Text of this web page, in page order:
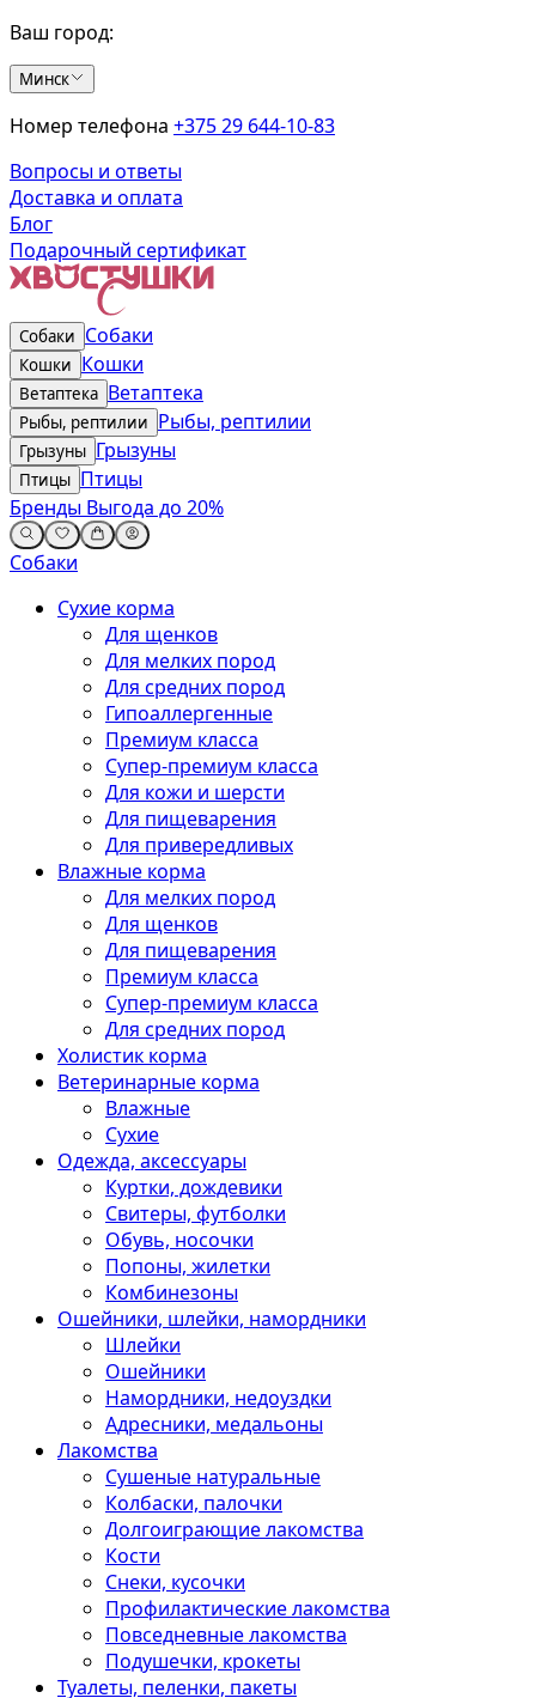
Ваш город:
Минск
Номер телефона +375 29 644-10-83
Вопросы и ответы
Доставка и оплата
Блог
Подарочный сертификат
Собаки Собаки
Кошки Кошки
Ветаптека Ветаптека
Рыбы, рептилии Рыбы, рептилии
Грызуны Грызуны
Птицы Птицы
Бренды Выгода до 20%
Собаки
Сухие корма
Для щенков
Для мелких пород
Для средних пород
Гипоаллергенные
Премиум класса
Супер-премиум класса
Для кожи и шерсти
Для пищеварения
Для привередливых
Влажные корма
Для мелких пород
Для щенков
Для пищеварения
Премиум класса
Супер-премиум класса
Для средних пород
Холистик корма
Ветеринарные корма
Влажные
Сухие
Одежда, аксессуары
Куртки, дождевики
Свитеры, футболки
Обувь, носочки
Попоны, жилетки
Комбинезоны
Ошейники, шлейки, намордники
Шлейки
Ошейники
Намордники, недоуздки
Адресники, медальоны
Лакомства
Сушеные натуральные
Колбаски, палочки
Долгоиграющие лакомства
Кости
Снеки, кусочки
Профилактические лакомства
Повседневные лакомства
Подушечки, крокеты
Туалеты, пеленки, пакеты